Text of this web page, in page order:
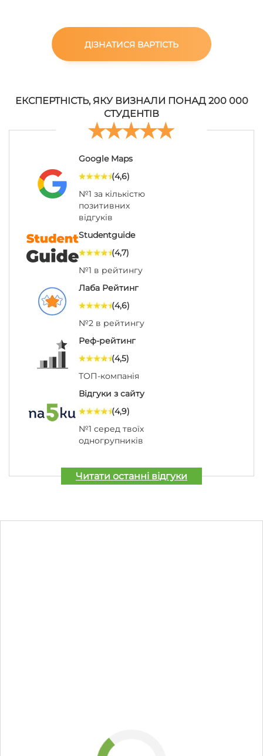
ДІЗНАТИСЯ ВАРТІСТЬ
ЕКСПЕРТНІСТЬ, ЯКУ ВИЗНАЛИ ПОНАД 200 000
СТУДЕНТІВ
Google Maps
(4,6)
№1 за кількістю
позитивних
відгуків
Studentguide
(4,7)
№1 в рейтингу
Лаба Рейтинг
(4,6)
№2 в рейтингу
Реф-рейтинг
(4,5)
ТОП-компанія
Відгуки з сайту
(4,9)
№1 серед твоїх
одногрупників
Читати останні відгуки